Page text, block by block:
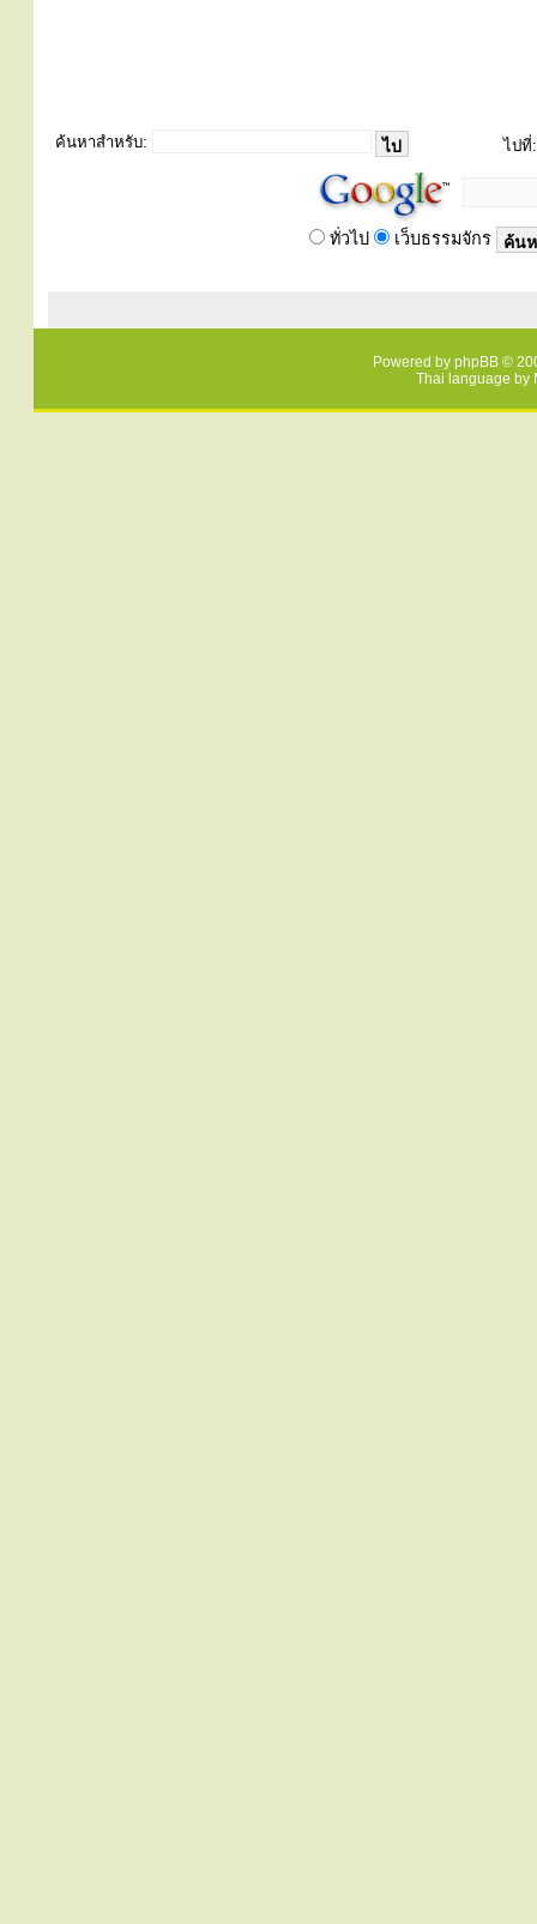
ค้นหาสำหรับ: ไปที่:
ทั่วไป เว็บธรรมจักร
Powered by phpBB ©
Thai language by